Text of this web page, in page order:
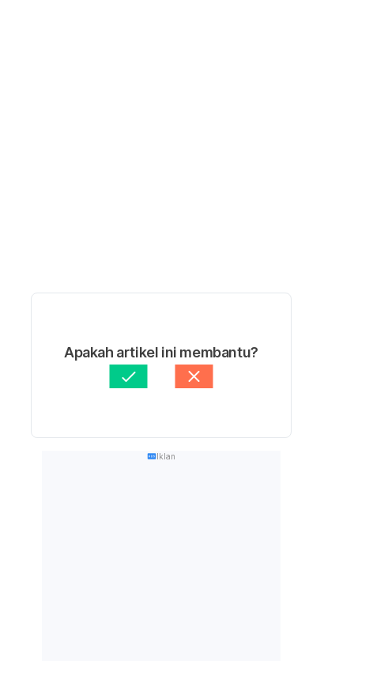
Apakah artikel ini membantu?
Iklan